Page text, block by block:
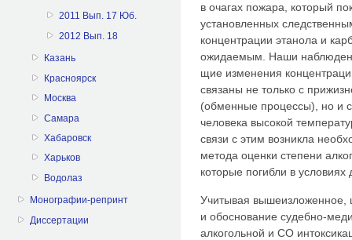
2011 Вып. 17 Юб.
2012 Вып. 18
Казань
Красноярск
Москва
Самара
Хабаровск
Харьков
Водолаз
Монографии-репринт
Диссертации
в очагах пожара, который
установленных
концентрации этанола и
ожидаемым. Наши
щие изменения
связаны не только с
(обменные про­цессы), но и
человека высокой
связи с этим возникла
метода оценки степени
которые погибли в
Учитывая вышеизложенное,
и обоснование судебно-
алкогольной и СО